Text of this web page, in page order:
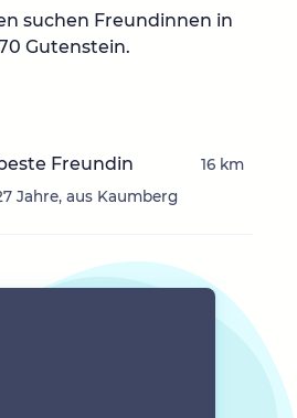
suchen Freundinnen in
Gutenstein.
Freundin
Jahre, aus Kaumberg
16 km